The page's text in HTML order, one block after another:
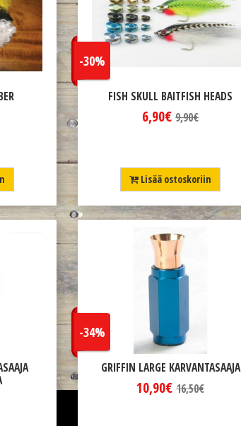
FISH SKULL BAITFISH HEADS
6,90€
-30%
9,90€
Lisää ostoskoriin
GRIFFIN LARGE KARVANTASAAJA
10,90€
-34%
16,50€